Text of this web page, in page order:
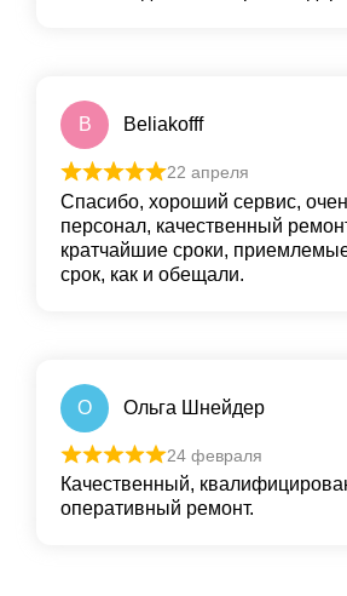
B Beliakofff
22 апреля
Спасибо, хороший сервис,
персонал, качественный
кратчайшие сроки,
срок, как и обещали.
О Ольга Шнейдер
24 февраля
Качественный,
оперативный ремонт.